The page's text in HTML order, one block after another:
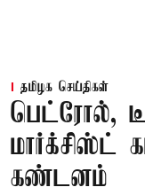
தமிழக செய்திகள்
பெட்ரோல்,
மார்க்சிஸ்ட்
கண்டனம்